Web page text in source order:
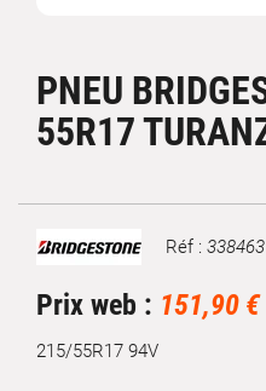
PNEU
55R17
Marque Réf : 338463
Prix web : 151,90 €
215/55R17 94V